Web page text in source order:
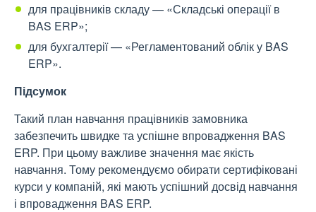
для працівників складу — «Складські операції в
BAS ERP»;
для бухгалтерії — «Регламентований облік у BAS
ERP».
Підсумок
Такий план навчання працівників замовника
забезпечить швидке та успішне впровадження BAS
ERP. При цьому важливе значення має якість
навчання. Тому рекомендуємо обирати сертифіковані
курси у компаній, які мають успішний досвід навчання
і впровадження BAS ERP.